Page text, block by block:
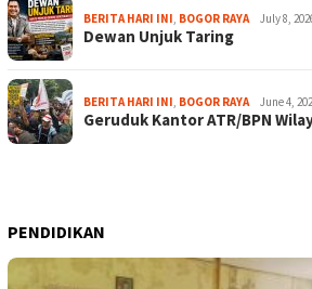
BERITA HARI INI, BOGOR RAYA July 8,
Dewan Unjuk Taring
BERITA HARI INI, BOGOR RAYA June 4,
Geruduk Kantor ATR/BPN
PENDIDIKAN